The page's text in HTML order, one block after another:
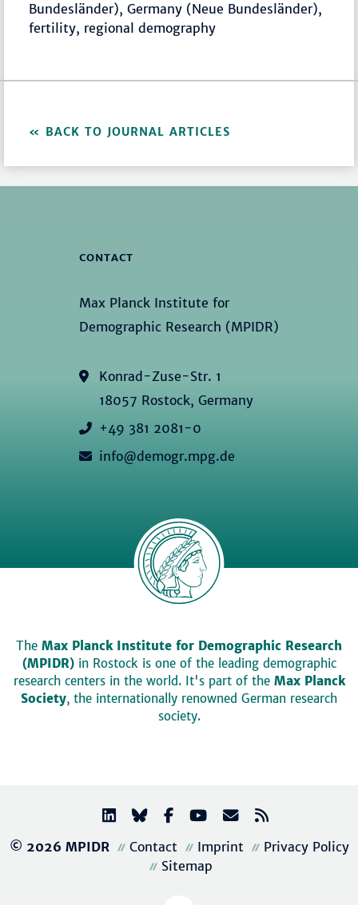
Bundesländer), Germany (Neue Bundesländer),
fertility, regional demography
BACK TO JOURNAL ARTICLES
CONTACT
Max Planck Institute for
Demographic Research (MPIDR)
Konrad-Zuse-Str. 1
18057 Rostock, Germany
+49 381 2081-0
info@demogr.mpg.de
The Max Planck Institute for Demographic Research
(MPIDR)in Rostock is one of the leading demographic
research centers in the world. It's part of the Max Planck
Society, the internationally renowned German research
society.
© 2026 MPIDR Contact Imprint
Privacy Policy
Sitemap